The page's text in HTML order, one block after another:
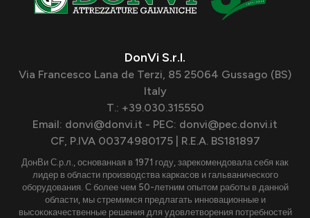
DonVi S.r.l.
Via Francesco Lana de Terzi, 85 25064 Gussago (BS)
Italy
T.: +39.030.315550
Email: donvi@donvi.it - PEC: donvi@pec.donvi.it
CF, P.IVA 00374980175 | R.E.A. BS181897
ДонВи С.р.л., основанная в 1971 году, зарекомендовала себя как
лидер в области производства каркасов и гальванического
оборудования. С более чем 50-летним опытом работы в данной
области, мы стремимся предлагать инновационные и
высококачественные решения для удовлетворения потребностей